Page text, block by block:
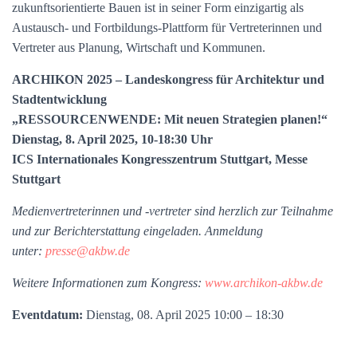
zukunftsorientierte Bauen ist in seiner Form einzigartig als
Austausch- und Fortbildungs-Plattform für Vertreterinnen und
Vertreter aus Planung, Wirtschaft und Kommunen.
ARCHIKON 2025 – Landeskongress für Architektur und
Stadtentwicklung
„RESSOURCENWENDE: Mit neuen Strategien planen!“
Dienstag, 8. April 2025, 10-18:30 Uhr
ICS Internationales Kongresszentrum Stuttgart, Messe
Stuttgart
Medienvertreterinnen und -vertreter sind herzlich zur Teilnahme
und zur Berichterstattung eingeladen. Anmeldung
unter: presse@akbw.de
Weitere Informationen zum Kongress: www.archikon-akbw.de
Eventdatum: Dienstag, 08. April 2025 10:00 – 18:30